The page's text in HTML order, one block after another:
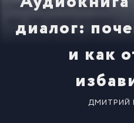
диалог:
и как
ДМИТРИЙ